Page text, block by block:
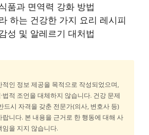
품과 면역력 강화 방법
하는 건강한 가지 요리 레시피
성 및 알레르기 대처법
적인 정보 제공을 목적으로 작성되었으며,
법적 조언을 대체하지 않습니다. 건강 문제
드시 자격을 갖춘 전문가(의사, 변호사 등)
랍니다. 본 내용을 근거로 한 행동에 대해 사
을 지지 않습니다.